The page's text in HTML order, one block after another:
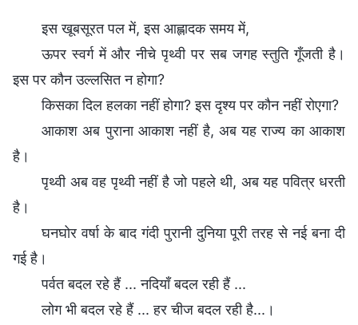
इस खूबसूरत पल में, इस आह्लादक समय में,
ऊपर स्वर्ग में और नीचे पृथ्वी पर सब जगह स्तुति गूँजती है।
इस पर कौन उल्लसित न होगा?
किसका दिल हलका नहीं होगा? इस दृश्य पर कौन नहीं रोएगा?
आकाश अब पुराना आकाश नहीं है, अब यह राज्य का आकाश
है।
पृथ्वी अब वह पृथ्वी नहीं है जो पहले थी, अब यह पवित्र धरती
है।
घनघोर वर्षा के बाद गंदी पुरानी दुनिया पूरी तरह से नई बना दी
गई है।
पर्वत बदल रहे हैं ... नदियाँ बदल रही हैं ...
लोग भी बदल रहे हैं ... हर चीज बदल रही है...।